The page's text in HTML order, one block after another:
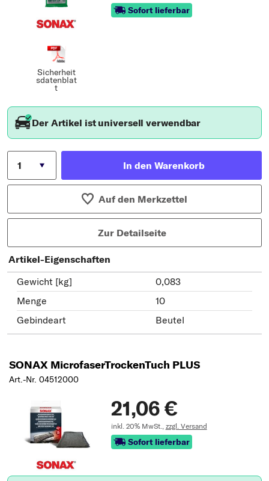
Sicherheit
sdatenblat
t
Sofort lieferbar
Der Artikel ist universell verwendbar
In den Warenkorb
Auf den Merkzettel
Zur Detailseite
Artikel-Eigenschaften
Gewicht [kg]
0,083
Menge
10
Gebindeart
Beutel
SONAX MicrofaserTrockenTuch PLUS
Art.-Nr. 04512000
21,06 €
inkl. 20% MwSt., zzgl. Versand
Sofort lieferbar